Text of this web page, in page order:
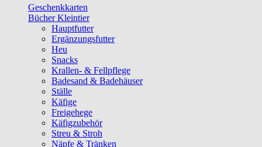
Geschenkkarten
Bücher Kleintier
Hauptfutter
Ergänzungsfutter
Heu
Snacks
Krallen- & Fellpflege
Badesand & Badehäuser
Ställe
Käfige
Freigehege
Käfigzubehör
Streu & Stroh
Näpfe & Tränken